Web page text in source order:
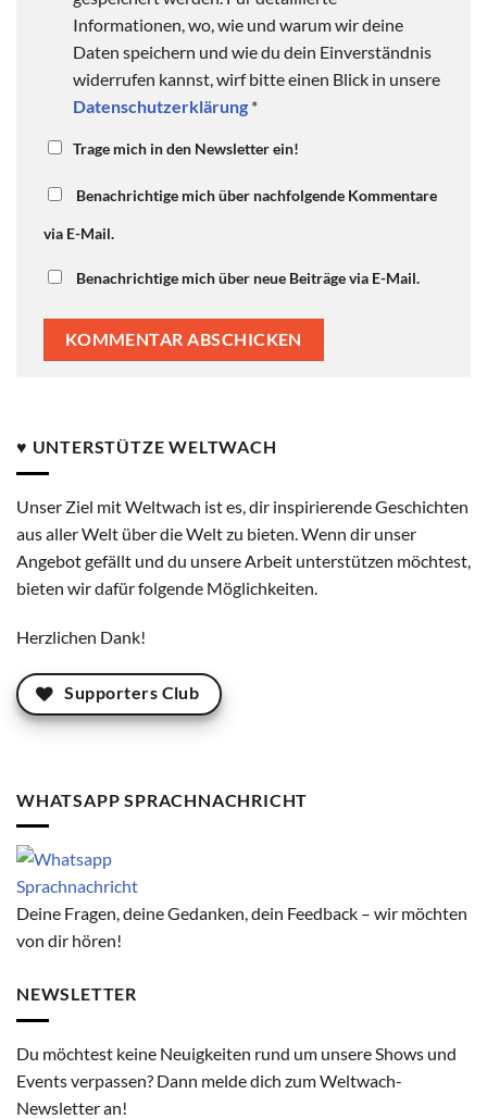
Informationen, wo, wie und warum wir deine
Daten speichern und wie du dein Einverständnis
widerrufen kannst, wirf bitte einen Blick in unsere
Datenschutzerklärung *
Trage mich in den Newsletter ein!
Benachrichtige mich über nachfolgende Kommentare
via E-Mail.
Benachrichtige mich über neue Beiträge via E-Mail.
♥ UNTERSTÜTZE WELTWACH
Unser Ziel mit Weltwach ist es, dir inspirierende Geschichten
aus aller Welt über die Welt zu bieten. Wenn dir unser
Angebot gefällt und du unsere Arbeit unterstützen möchtest,
bieten wir dafür folgende Möglichkeiten.
Herzlichen Dank!
Supporters Club
WHATSAPP SPRACHNACHRICHT
Deine Fragen, deine Gedanken, dein Feedback – wir möchten
von dir hören!
NEWSLETTER
Du möchtest keine Neuigkeiten rund um unsere Shows und
Events verpassen? Dann melde dich zum Weltwach-
Newsletter an!